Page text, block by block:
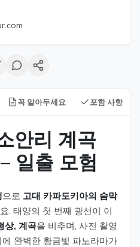
꼭 알아두세요 포함 사항
안리 계곡
일출 모험
으로 고대 카파도키아의 숨막
. 태양의 첫 번째 광선이 이
상, 계곡을 비추며, 사진 촬영
완벽한 황금빛 파노라마가